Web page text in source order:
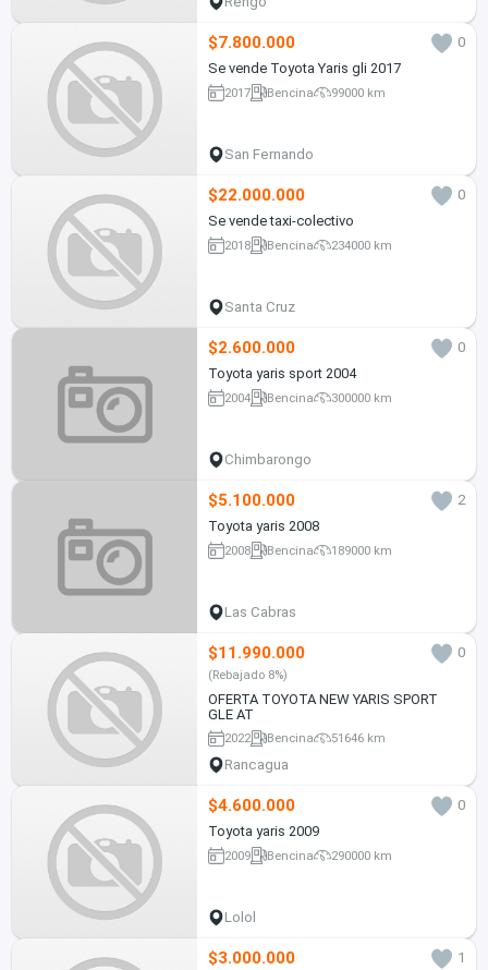
$7.800.000
0
Se vende Toyota Yaris gli 2017
2017 Bencina 99000 km
San Fernando
$22.000.000
0
Se vende taxi-colectivo
2018 Bencina 234000 km
Santa Cruz
$2.600.000
0
Toyota yaris sport 2004
2004 Bencina 300000 km
Chimbarongo
$5.100.000
2
Toyota yaris 2008
2008 Bencina 189000 km
Las Cabras
$11.990.000 0
(Rebajado 8%)
OFERTA TOYOTA NEW YARIS SPORT
GLE AT
2022 Bencina 51646 km
Rancagua
$4.600.000
0
Toyota yaris 2009
2009 Bencina 290000 km
Lolol
$3.000.000
1